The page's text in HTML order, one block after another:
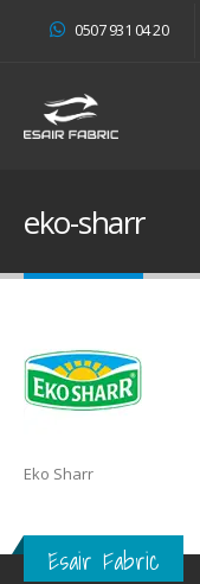
0507 931 04 20
eko-sharr
Eko Sharr
Esair Fabric